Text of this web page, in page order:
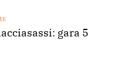
gara 5